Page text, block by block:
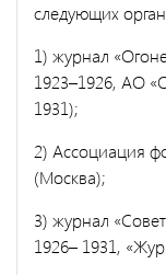
следующих
1) журнал
1923–1926, АО
1931);
2) Ассоциация
(Москва);
3) журнал
1926– 1931,